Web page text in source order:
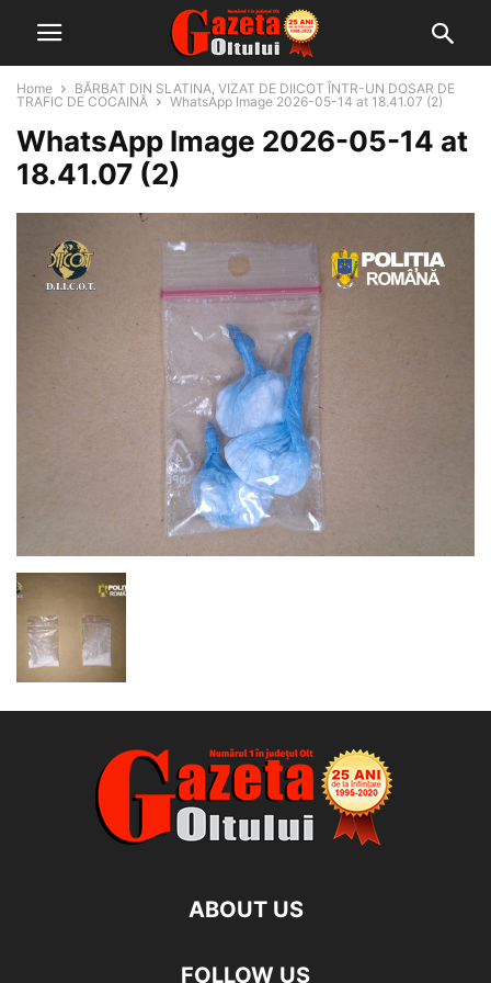
Home
BĂRBAT DIN SLATINA, VIZAT DE DIICOT ÎNTR-UN DOSAR DE
TRAFIC DE COCAINĂ
WhatsApp Image 2026-05-14 at 18.41.07 (2)
WhatsApp Image 2026-05-14 at
18.41.07 (2)
ABOUT US
FOLLOW US